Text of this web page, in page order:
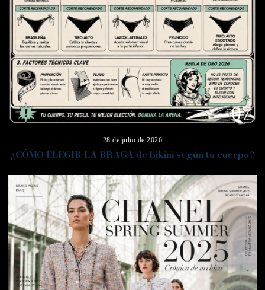
07
28 de julio de 2026
¿CÓMO ELEGIR LA BRAGA de bikini según tu cuerpo?